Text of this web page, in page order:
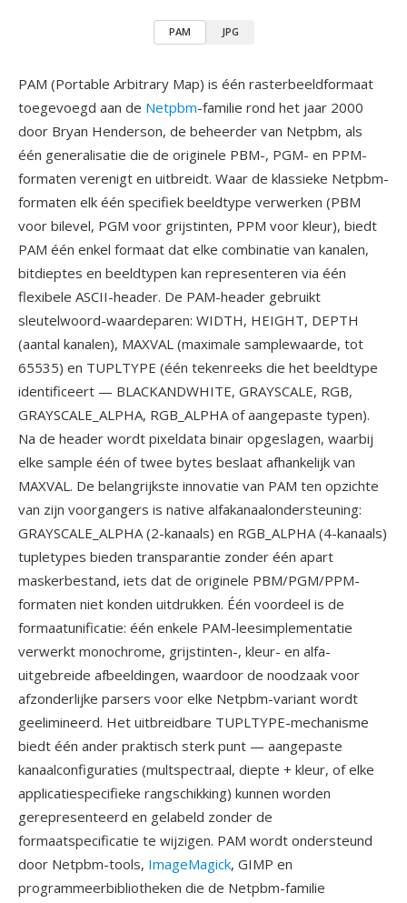
PAM JPG
PAM (Portable Arbitrary Map) is één rasterbeeldformaat
toegevoegd aan de Netpbm-familie rond het jaar 2000
door Bryan Henderson, de beheerder van Netpbm, als
één generalisatie die de originele PBM-, PGM- en PPM-
formaten verenigt en uitbreidt. Waar de klassieke Netpbm-
formaten elk één specifiek beeldtype verwerken (PBM
voor bilevel, PGM voor grijstinten, PPM voor kleur), biedt
PAM één enkel formaat dat elke combinatie van kanalen,
bitdieptes en beeldtypen kan representeren via één
flexibele ASCII-header. De PAM-header gebruikt
sleutelwoord-waardeparen: WIDTH, HEIGHT, DEPTH
(aantal kanalen), MAXVAL (maximale samplewaarde, tot
65535) en TUPLTYPE (één tekenreeks die het beeldtype
identificeert — BLACKANDWHITE, GRAYSCALE, RGB,
GRAYSCALE_ALPHA, RGB_ALPHA of aangepaste typen).
Na de header wordt pixeldata binair opgeslagen, waarbij
elke sample één of twee bytes beslaat afhankelijk van
MAXVAL. De belangrijkste innovatie van PAM ten opzichte
van zijn voorgangers is native alfakanaalondersteuning:
GRAYSCALE_ALPHA (2-kanaals) en RGB_ALPHA (4-kanaals)
tupletypes bieden transparantie zonder één apart
maskerbestand, iets dat de originele PBM/PGM/PPM-
formaten niet konden uitdrukken. Één voordeel is de
formaatunificatie: één enkele PAM-leesimplementatie
verwerkt monochrome, grijstinten-, kleur- en alfa-
uitgebreide afbeeldingen, waardoor de noodzaak voor
afzonderlijke parsers voor elke Netpbm-variant wordt
geelimineerd. Het uitbreidbare TUPLTYPE-mechanisme
biedt één ander praktisch sterk punt — aangepaste
kanaalconfiguraties (multspectraal, diepte + kleur, of elke
applicatiespecifieke rangschikking) kunnen worden
gerepresenteerd en gelabeld zonder de
formaatspecificatie te wijzigen. PAM wordt ondersteund
door Netpbm-tools, ImageMagick, GIMP en
programmeerbibliotheken die de Netpbm-familie